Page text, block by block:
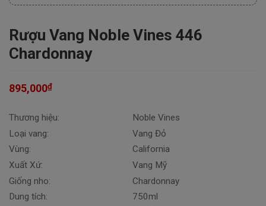
Rượu Vang Noble Vines 446
Chardonnay
895,000₫
Thương hiệu:
Loại vang:
Vùng:
Xuất Xứ:
Giống nho:
Dung tích:
Noble Vines
Vang Đỏ
California
Vang Mỹ
Chardonnay
750ml